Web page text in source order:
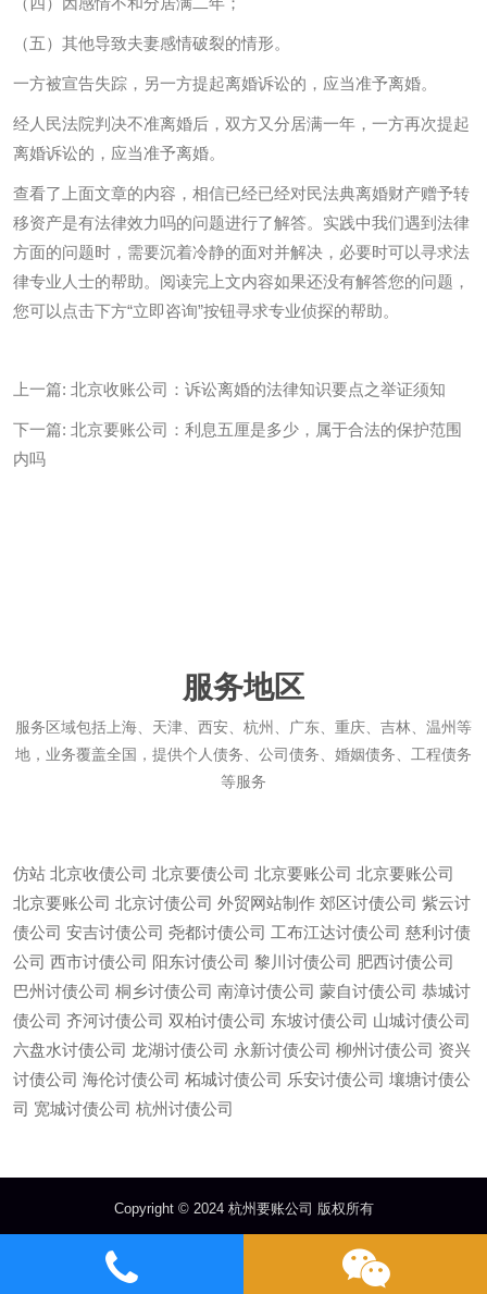
（五）其他导致夫妻感情破裂的情形。
一方被宣告失踪，另一方提起离婚诉讼的，应当准予离婚。
经人民法院判决不准离婚后，双方又分居满一年，一方再次提起
离婚诉讼的，应当准予离婚。
查看了上面文章的内容，相信已经已经对民法典离婚财产赠予转
移资产是有法律效力吗的问题进行了解答。实践中我们遇到法律
方面的问题时，需要沉着冷静的面对并解决，必要时可以寻求法
律专业人士的帮助。阅读完上文内容如果还没有解答您的问题，
您可以点击下方“立即咨询”按钮寻求专业侦探的帮助。
上一篇: 北京收账公司：诉讼离婚的法律知识要点之举证须知
下一篇: 北京要账公司：利息五厘是多少，属于合法的保护范围
内吗
服务地区
服务区域包括上海、天津、西安、杭州、广东、重庆、吉林、温州等
地，业务覆盖全国，提供个人债务、公司债务、婚姻债务、工程债务
等服务
仿站 北京收债公司 北京要债公司 北京要账公司 北京要账公司
北京要账公司 北京讨债公司 外贸网站制作 郊区讨债公司 紫云讨
债公司 安吉讨债公司 尧都讨债公司 工布江达讨债公司 慈利讨债
公司 西市讨债公司 阳东讨债公司 黎川讨债公司 肥西讨债公司
巴州讨债公司 桐乡讨债公司 南漳讨债公司 蒙自讨债公司 恭城讨
债公司 齐河讨债公司 双柏讨债公司 东坡讨债公司 山城讨债公司
六盘水讨债公司 龙湖讨债公司 永新讨债公司 柳州讨债公司 资兴
讨债公司 海伦讨债公司 柘城讨债公司 乐安讨债公司 壤塘讨债公
司 宽城讨债公司 杭州讨债公司
Copyright © 2024 杭州要账公司 版权所有
多年行业经验，专业的要账团队， 杭州讨债公司
微信13685747439